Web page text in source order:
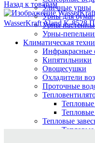
Уличные урны
Урны для
Урны
Урны-
Климатическая
Инфракрасные
Кипятильники
Овощесушки
Охладители
Проточные
Тепловые
Электронные
Назад к товарам
WasserKraft Aland K-8528
Нажмите, чтобы увеличить